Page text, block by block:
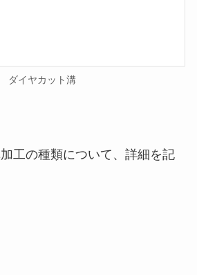
ダイヤカット溝
工の種類について、詳細を記